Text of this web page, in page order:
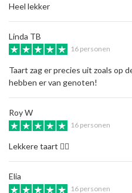
Heel lekker
Linda TB
16 personen
Taart zag er precies uit zoals op
hebben er van genoten!
Roy W
16 personen
Lekkere taart 👍🏻
Elia
16 personen